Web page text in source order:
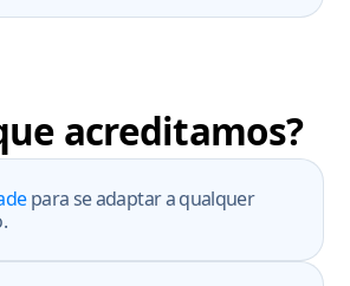
acreditamos?
para se adaptar a qualquer